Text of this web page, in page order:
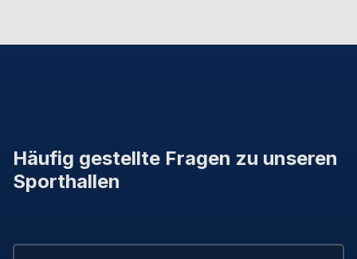
Häufig gestellte Fragen zu unseren
Sporthallen